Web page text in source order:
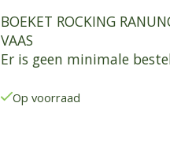
BOEKET ROCKING
VAAS
Er is geen minimale
Op voorraad